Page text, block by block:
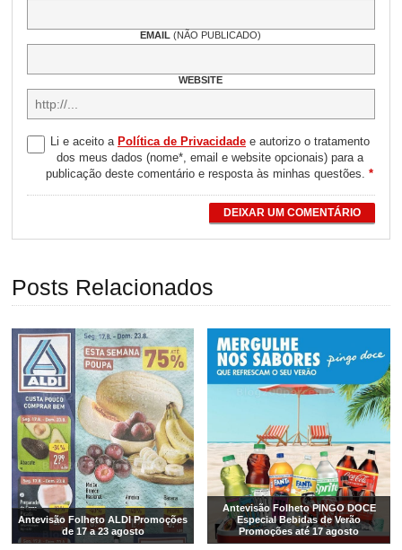
EMAIL(NÃO PUBLICADO)
WEBSITE
Li e aceito a Política de Privacidadee autorizo o tratamento
dos meus dados (nome*, email e website opcionais) para a
publicação deste comentário e resposta às minhas questões.*
DEIXAR UM COMENTÁRIO
Posts Relacionados
Antevisão Folheto ALDI Promoções
de 17 a 23 agosto
Antevisão Folheto PINGO DOCE
Especial Bebidas de Verão
Promoções até 17 agosto